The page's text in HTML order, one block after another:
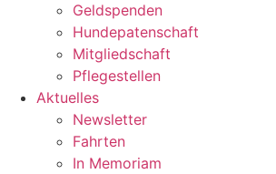
Geldspenden
Hundepatenschaft
Mitgliedschaft
Pflegestellen
Aktuelles
Newsletter
Fahrten
In Memoriam